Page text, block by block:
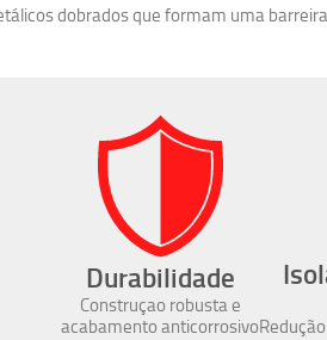
dobrados que formam uma
Durabilidade
Construçao robusta e
acabamento anticorrosivo